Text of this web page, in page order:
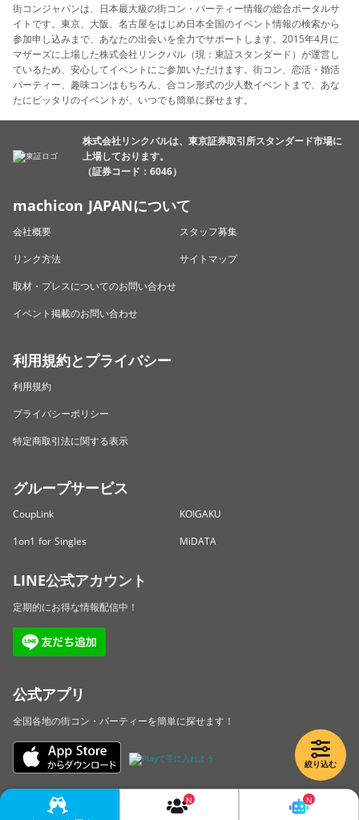
絞り込む
街コンジャパンは、日本最大級の街コン・パーティー情報の総合ポータルサ
イトです。東京、大阪、名古屋をはじめ日本全国のイベント情報の検索から
参加申し込みまで、あなたの出会いを全力でサポートします。2015年4月に
マザーズに上場した株式会社リンクバル（現：東証スタンダード）が運営し
ているため、安心してイベントにご参加いただけます。街コン、恋活・婚活
パーティー、趣味コンはもちろん、合コン形式の少人数イベントまで、あな
たにピッタリのイベントが、いつでも簡単に探せます。
株式会社リンクバルは、東京証券取引所スタンダード市場に
上場しております。
（証券コード：6046）
machicon JAPANについて
会社概要
スタッフ募集
リンク方法
サイトマップ
取材・プレスについてのお問い合わせ
イベント掲載のお問い合わせ
利用規約とプライバシー
利用規約
プライバシーポリシー
特定商取引法に関する表示
グループサービス
CoupLink
KOIGAKU
1on1 for Singles
MiDATA
LINE公式アカウント
定期的にお得な情報配信中！
公式アプリ
全国各地の街コン・パーティーを簡単に探せます！
Copyright © LINKBAL Inc. All Rights Reserved.